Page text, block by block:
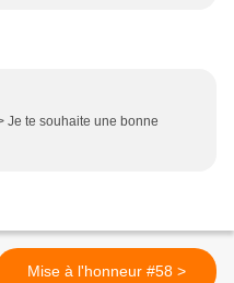
Je te souhaite une bonne
Mise à l'honneur #58 >